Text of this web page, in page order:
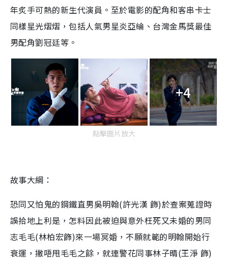
年炙手可熱的新生代演員。至於電影的配角和客串卡士
同樣星光熠熠，包括人氣男星炎亞綸、台灣金馬獎最佳
男配角劉冠廷等。
+4
點擊圖片放大
故事大綱：
恐同又怕鬼的鋼鐵直男吳明翰(許光漢 飾)於查案蒐證時
誤拾地上利是，怎料因此被迫與意外枉死又未婚的男同
志毛毛(林柏宏飾)來一場冥婚，不願就範的明翰開始行
衰運，撇唔甩毛毛之餘，就連警花同事林子晴(王淨 飾)